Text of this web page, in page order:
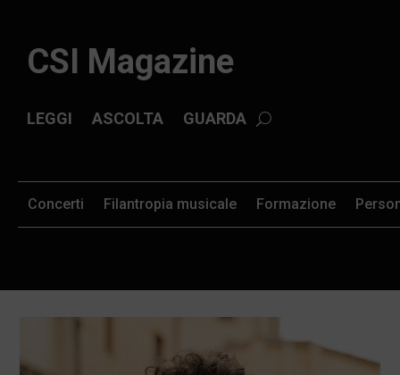
CSI Magazine
ASCOLTA GUARDA
LEGGI
Formazione
Concerti Filantropia musicale